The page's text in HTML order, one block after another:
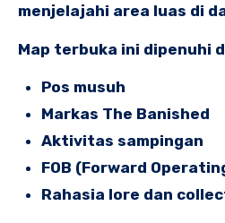
menjelajahi area luas di
Map terbuka ini dipenuhi
Pos musuh
Markas The Banished
Aktivitas sampingan
FOB (Forward
Rahasia lore dan